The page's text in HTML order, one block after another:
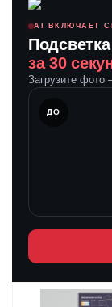
AI ВКЛЮЧАЕТ
за 30
Загрузите фото
ДО